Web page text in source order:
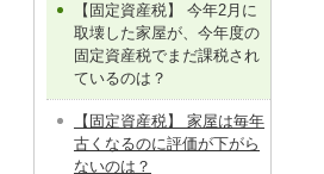
【固定資産税】 今年2月に
取壊した家屋が、今年度の
固定資産税でまだ課税され
ているのは？
【固定資産税】 家屋は毎年
古くなるのに評価が下がら
ないのは？